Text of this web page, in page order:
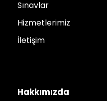
Sınavlar
Hizmetlerimiz
İletişim
Hakkımızda